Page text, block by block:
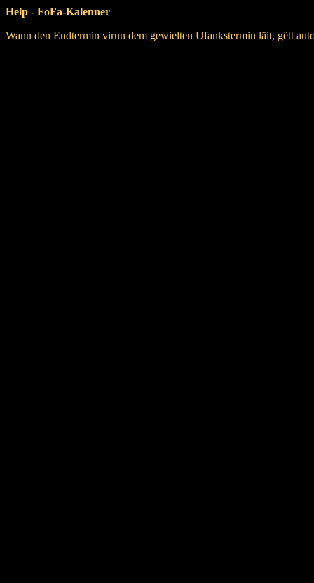
Help - FoFa-Kalenner
Wann den Endtermin virun dem gewielten Ufankstermin läit, gëtt